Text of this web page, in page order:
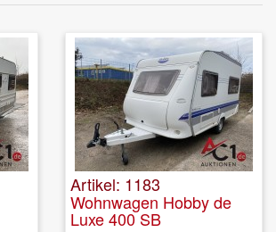
Artikel: 1183
Wohnwagen Hobby de
Luxe 400 SB